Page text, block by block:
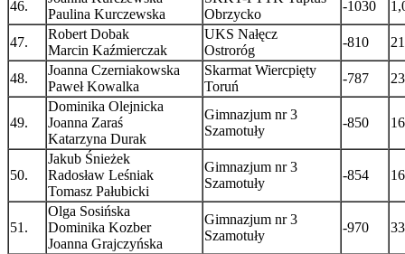
46.
Paulina Kurczewska
Obrzycko
-1030
47.
Robert Dobak
Marcin Kaźmierczak
UKS Nałęcz
Ostroróg
-810
48.
Joanna Czerniakowska
Paweł Kowalka
Skarmat Wiercpięty
Toruń
-787
49.
Dominika Olejnicka
Joanna Zaraś
Katarzyna Durak
Gimnazjum nr 3
Szamotuły
-850
50.
Jakub Śnieżek
Radosław Leśniak
Tomasz Pałubicki
Gimnazjum nr 3
Szamotuły
-854
51.
Olga Sosińska
Dominika Kozber
Joanna Grajczyńska
Gimnazjum nr 3
Szamotuły
-970